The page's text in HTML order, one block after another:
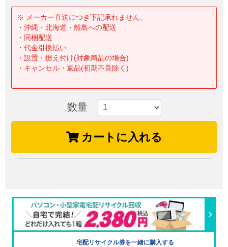
※ メーカー直送につき下記承れません。
・沖縄・北海道・離島への配送
・同梱配送
・代金引換払い
・設置・据え付け(対象商品の場合)
・キャンセル・返品(初期不良除く)
数量
カートに入れる
宅配リサイクル券を一緒に購入する